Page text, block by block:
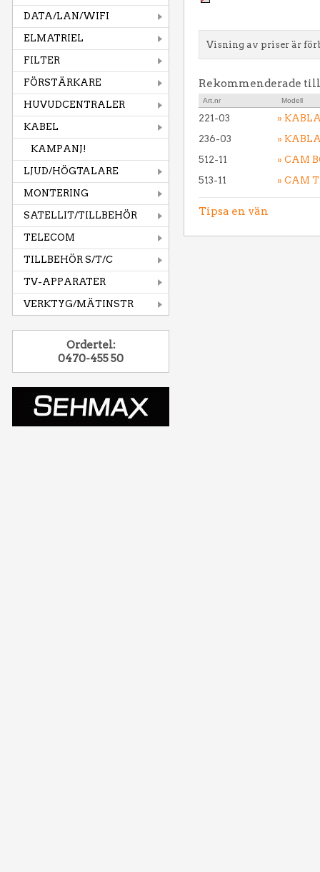
DATA/LAN/WIFI
ELMATRIEL
FILTER
FÖRSTÄRKARE
HUVUDCENTRALER
KABEL
KAMPANJ!
LJUD/HÖGTALARE
MONTERING
SATELLIT/TILLBEHÖR
TELECOM
TILLBEHÖR S/T/C
TV-APPARATER
VERKTYG/MÄTINSTR
Ordertel:
0470-455 50
Visning av priser är
Rekommenderade
Art.nr Modell
221-03
»
236-03
»
512-11
» CAM
513-11
» CAM
Tipsa en vän